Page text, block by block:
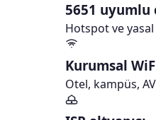
5651 uyumlu
Hotspot ve
Kurumsal
Otel, kampüs,